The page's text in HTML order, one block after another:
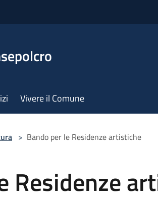
Vivere il Comune
> Bando per le Residenze artistiche
Residenze